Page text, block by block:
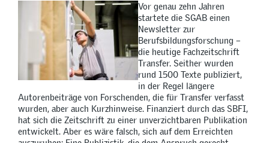
Vor genau zehn Jahren
startete die SGAB einen
Newsletter zur
Berufsbildungsforschung –
die heutige Fachzeitschrift
Transfer. Seither wurden
rund 1500 Texte publiziert,
in der Regel längere
Autorenbeiträge von Forschenden, die für Transfer verfasst
wurden, aber auch Kurzhinweise. Finanziert durch das SBFI,
hat sich die Zeitschrift zu einer unverzichtbaren Publikation
entwickelt. Aber es wäre falsch, sich auf dem Erreichten